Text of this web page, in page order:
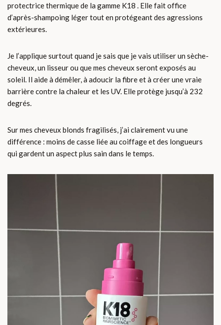
protectrice thermique de la gamme K18 . Elle fait office
d’après-shampoing léger tout en protégeant des agressions
extérieures.
Je l’applique surtout quand je sais que je vais utiliser un sèche-
cheveux, un lisseur ou que mes cheveux seront exposés au
soleil. Il aide à démêler, à adoucir la fibre et à créer une vraie
barrière contre la chaleur et les UV. Elle protège jusqu’à 232
degrés.
Sur mes cheveux blonds fragilisés, j’ai clairement vu une
différence : moins de casse liée au coiffage et des longueurs
qui gardent un aspect plus sain dans le temps.